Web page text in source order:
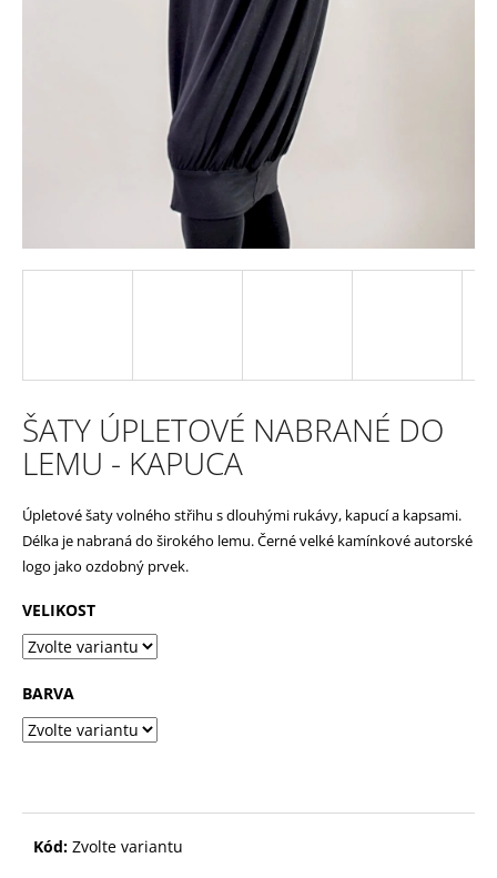
ŠATY ÚPLETOVÉ NABRANÉ DO
LEMU - KAPUCA
Úpletové šaty volného střihu s dlouhými rukávy, kapucí a kapsami.
Délka je nabraná do širokého lemu. Černé velké kamínkové autorské
logo jako ozdobný prvek.
VELIKOST
BARVA
Kód: Zvolte variantu
D
p
o
r
u
č
u
j
e